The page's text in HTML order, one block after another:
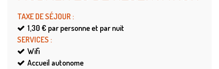
TAXE DE SÉJOUR :
1,30 € par personne et par nuit
SERVICES :
Wifi
Accueil autonome